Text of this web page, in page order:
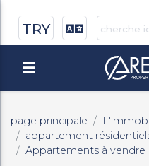
TRY
page principale
appartement
Appartements à vendre